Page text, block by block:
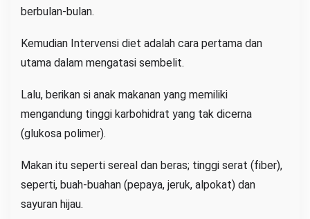
berbulan-bulan.
Kemudian Intervensi diet adalah cara pertama dan
utama dalam mengatasi sembelit.
Lalu, berikan si anak makanan yang memiliki
mengandung tinggi karbohidrat yang tak dicerna
(glukosa polimer).
Makan itu seperti sereal dan beras; tinggi serat (fiber),
seperti, buah-buahan (pepaya, jeruk, alpokat) dan
sayuran hijau.